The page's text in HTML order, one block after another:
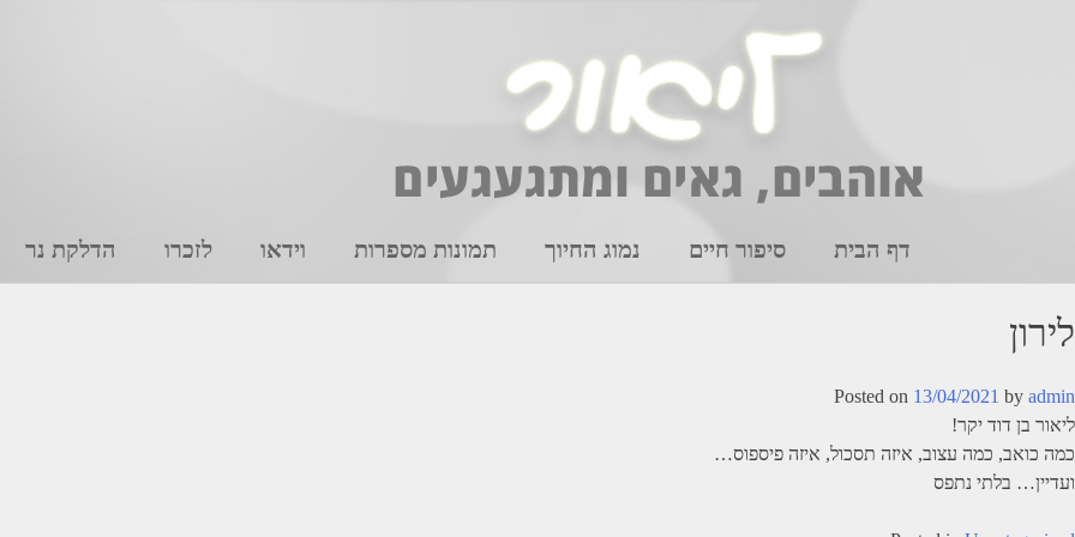
דף הבית סיפור חיים נמוג החיוך תמונות מספרות וידאו לזכרו הדלקת נר
לירון
Posted on 13/04/2021 by admin
ליאור בן דוד יקר!
כמה כואב, כמה עצוב, איזה תסכול, איזה פיספוס…
ועדיין… בלתי נתפס